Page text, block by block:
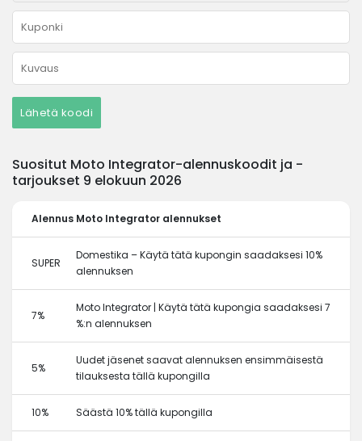
Lähetä koodi
Suositut Moto Integrator-alennuskoodit ja -
tarjoukset 9 elokuun 2026
Alennus Moto Integrator alennukset
SUPER
Domestika – Käytä tätä kupongin saadaksesi 10%
alennuksen
7%
Moto Integrator | Käytä tätä kupongia saadaksesi 7
%:n alennuksen
5%
Uudet jäsenet saavat alennuksen ensimmäisestä
tilauksesta tällä kupongilla
10% Säästä 10% tällä kupongilla